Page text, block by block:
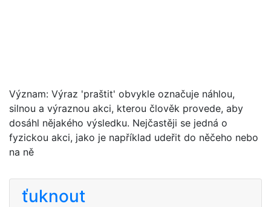
Význam: Výraz 'praštit' obvykle označuje náhlou,
silnou a výraznou akci, kterou člověk provede, aby
dosáhl nějakého výsledku. Nejčastěji se jedná o
fyzickou akci, jako je například udeřit do něčeho nebo
na ně
ťuknout